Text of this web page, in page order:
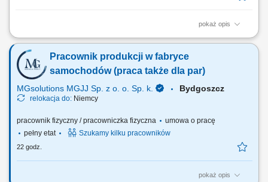
pokaż opis
Nasz klient to holenderska firma specjalizująca się w produkcji i
dystrybucji zdrowych przekąsek, takich jak orzechy, nasiona i suszone
owoce. Przedsiębiorstwo koncentruje się na wysokiej jakości
produktach, często naturalnych i bez zbędnych dodatków. Działa
głównie w sektorze...
Pracownik produkcji w fabryce
samochodów (praca także dla par)
MGsolutions MGJJ Sp. z o. o. Sp. k. Bydgoszcz
relokacja do: Niemcy
pracownik fizyczny / pracowniczka fizyczna
umowa o pracę
pełny etat
Szukamy kilku pracowników
22 godz.
pokaż opis